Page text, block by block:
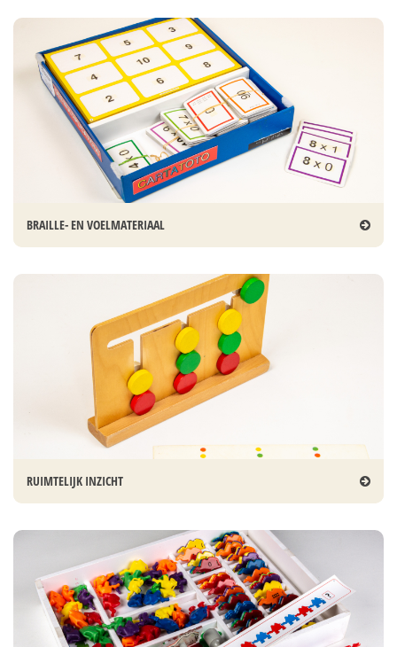
BRAILLE- EN VOELMATERIAAL
RUIMTELIJK INZICHT